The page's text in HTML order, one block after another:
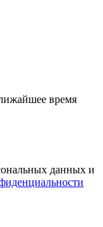
время
данных и